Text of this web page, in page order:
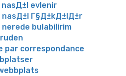
evlenir
nasД±l Г§Д±kД±lД±r
bulabilirim
par correspondance